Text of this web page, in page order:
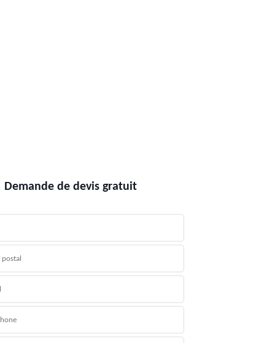
Demande de devis gratuit